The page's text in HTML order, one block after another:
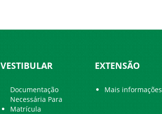
VESTIBULAR
Documentação
Necessária Para
Matrícula
EXTENSÃO
Mais informações